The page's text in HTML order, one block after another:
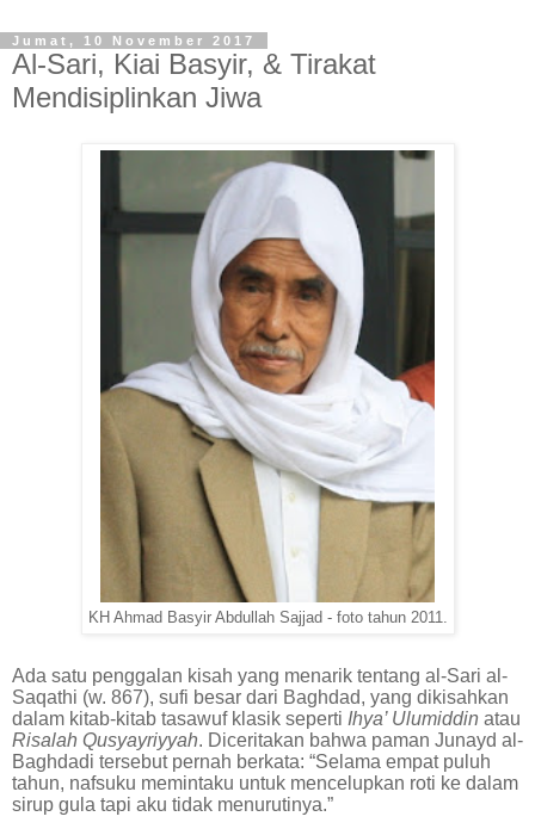
Jumat, 10 November 2017
Al-Sari, Kiai Basyir, & Tirakat
Mendisiplinkan Jiwa
KH Ahmad Basyir Abdullah Sajjad - foto tahun 2011.
Ada satu penggalan kisah yang menarik tentang al-Sari al-
Saqathi (w. 867), sufi besar dari Baghdad, yang dikisahkan
dalam kitab-kitab tasawuf klasik seperti Ihya’ Ulumiddin atau
Risalah Qusyayriyyah. Diceritakan bahwa paman Junayd al-
Baghdadi tersebut pernah berkata: “Selama empat puluh
tahun, nafsuku memintaku untuk mencelupkan roti ke dalam
sirup gula tapi aku tidak menurutinya.”